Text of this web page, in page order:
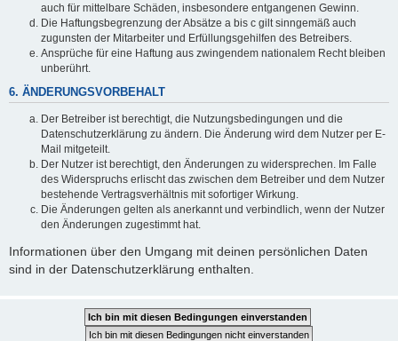
auch für mittelbare Schäden, insbesondere entgangenen Gewinn.
Die Haftungsbegrenzung der Absätze a bis c gilt sinngemäß auch
zugunsten der Mitarbeiter und Erfüllungsgehilfen des Betreibers.
Ansprüche für eine Haftung aus zwingendem nationalem Recht bleiben
unberührt.
6. ÄNDERUNGSVORBEHALT
Der Betreiber ist berechtigt, die Nutzungsbedingungen und die
Datenschutzerklärung zu ändern. Die Änderung wird dem Nutzer per E-
Mail mitgeteilt.
Der Nutzer ist berechtigt, den Änderungen zu widersprechen. Im Falle
des Widerspruchs erlischt das zwischen dem Betreiber und dem Nutzer
bestehende Vertragsverhältnis mit sofortiger Wirkung.
Die Änderungen gelten als anerkannt und verbindlich, wenn der Nutzer
den Änderungen zugestimmt hat.
Informationen über den Umgang mit deinen persönlichen Daten
sind in der Datenschutzerklärung enthalten.